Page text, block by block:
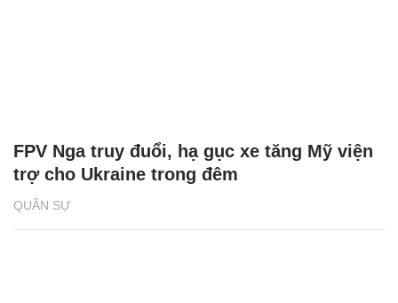
QUÂN SỰ
FPV Nga truy đuổi, hạ gục xe tăng Mỹ viện
trợ cho Ukraine trong đêm